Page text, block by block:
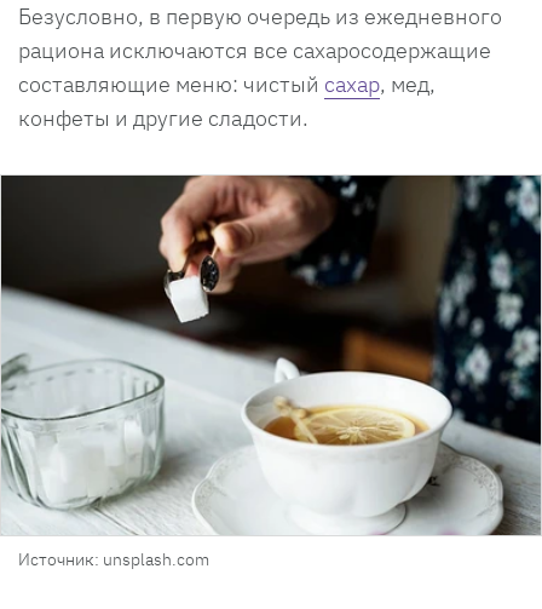
Безусловно, в первую очередь из ежедневного
рациона исключаются все сахаросодержащие
составляющие меню: чистый сахар, мед,
конфеты и другие сладости.
Источник: unsplash.com